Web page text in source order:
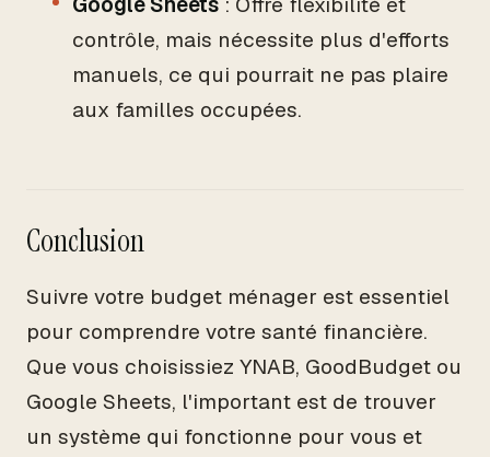
contrôle, mais nécessite plus d'efforts
manuels, ce qui pourrait ne pas plaire
aux familles occupées.
Conclusion
Suivre votre budget ménager est essentiel
pour comprendre votre santé financière.
Que vous choisissiez YNAB, GoodBudget ou
Google Sheets, l'important est de trouver
un système qui fonctionne pour vous et